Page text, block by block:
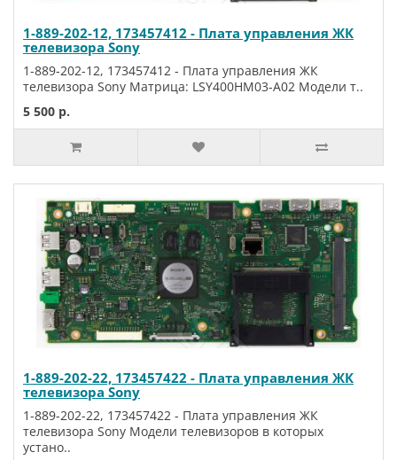
1-889-202-12, 173457412 - Плата управления ЖК
телевизора Sony
1-889-202-12, 173457412 - Плата управления ЖК
телевизора Sony Матрица: LSY400HM03-A02 Модели т..
5 500 р.
1-889-202-22, 173457422 - Плата управления ЖК
телевизора Sony
1-889-202-22, 173457422 - Плата управления ЖК
телевизора Sony Модели телевизоров в которых
устано..